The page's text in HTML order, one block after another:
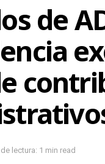
de
lectura: 1 min read